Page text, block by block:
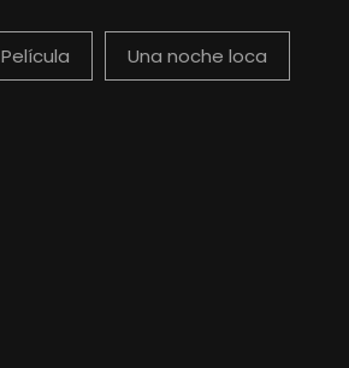
Película Una noche loca